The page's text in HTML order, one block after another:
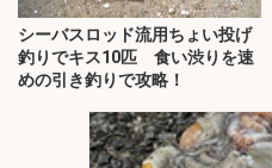
シーバスロッド流用ちょい投げ
釣りでキス10匹 食い渋りを速
めの引き釣りで攻略！